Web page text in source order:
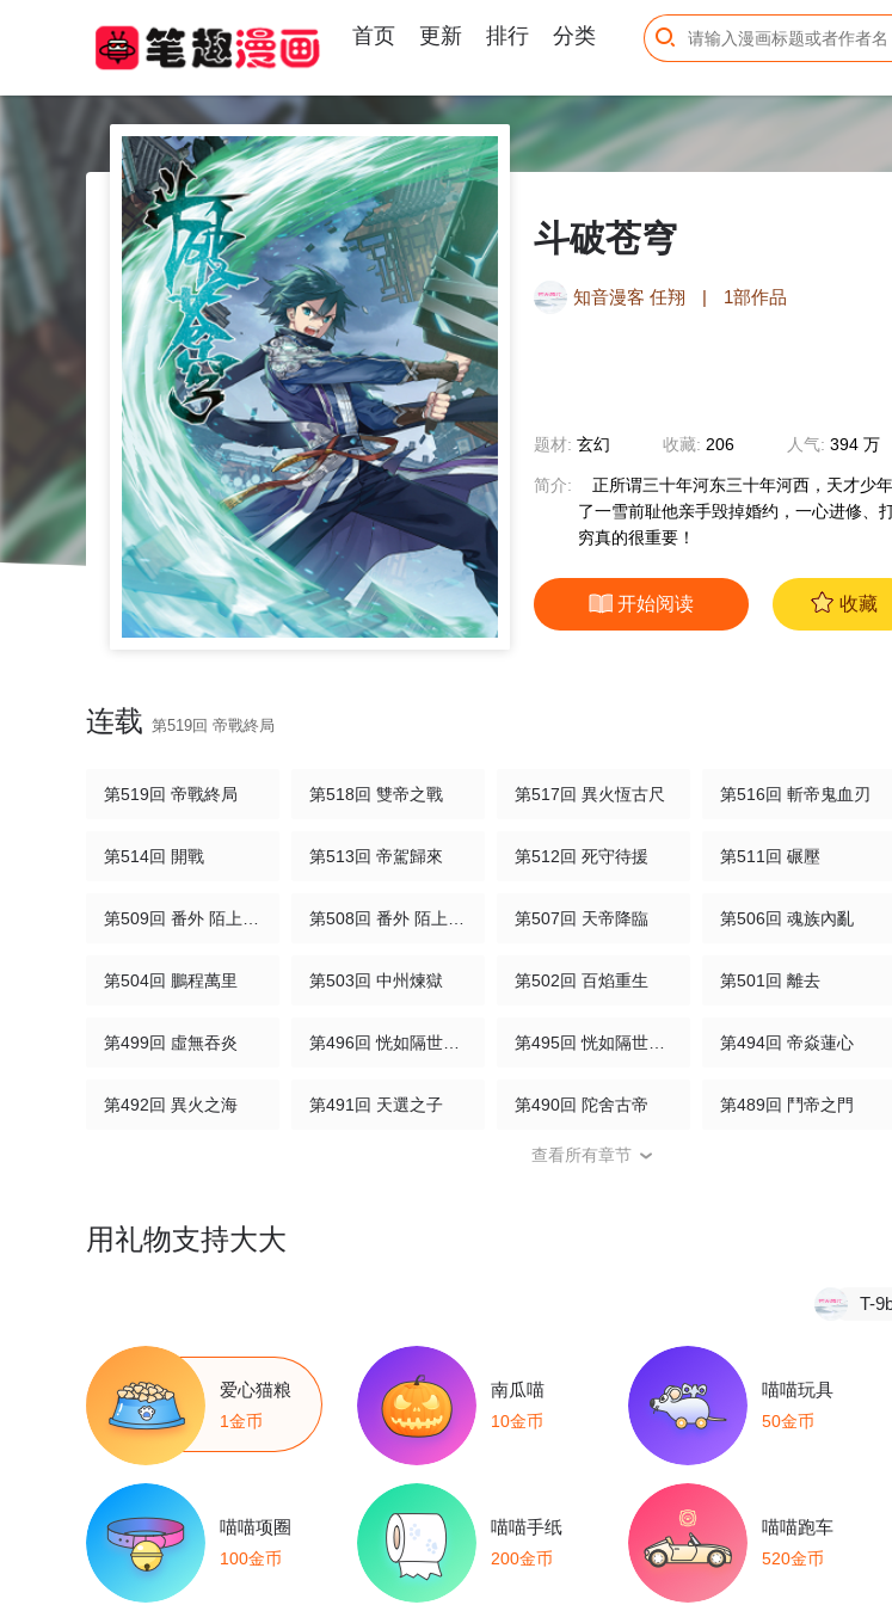
首页 更新 排行 分类
斗破苍穹
知音漫客 任翔 | 1部作品
题材: 玄幻 收藏: 206 人气: 394 万
简介:
正所谓三十年河东三十年河西，天才少
了一雪前耻他亲手毁掉婚约，一心进修、
穷真的很重要！
开始阅读 收藏
连载 第519回 帝戰終局
第519回 帝戰終局 第518回 雙帝之戰 第517回 異火恆古尺 第516回 斬帝鬼血刃
第514回 開戰 第513回 帝駕歸來 第512回 死守待援 第511回 碾壓
第507回 天帝降臨 第506回 魂族內亂
第504回 鵬程萬里 第503回 中州煉獄 第502回 百焰重生 第501回 離去
第499回 虛無吞炎 第494回 帝焱蓮心
第492回 異火之海 第491回 天選之子 第490回 陀舍古帝 第489回 鬥帝之門
第485回 破魂陣
第482回 天羽聖像
第472回 破局之策 第471回 四方劫難 第469回 異象
第467回 藥族遺珍 第466回 隱匿 第465回 逃之夭夭 第464回 帝丹
第457回 洞府巨獸 第456回 深淵之秘 第455回 迦南的秘密 第454回 七星斗聖
查看所有章节
用礼物支持大大
T-
爱心猫粮
1金币
南瓜喵
10金币
喵喵玩具
50金币
喵喵项圈
100金币
喵喵手纸
200金币
喵喵跑车
520金币